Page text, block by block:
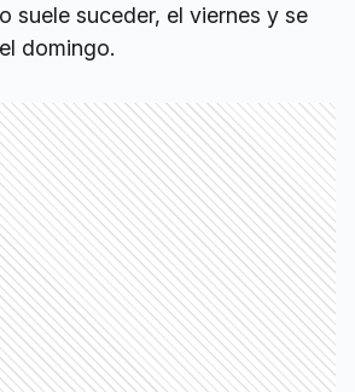
suele suceder, el viernes y se
domingo.